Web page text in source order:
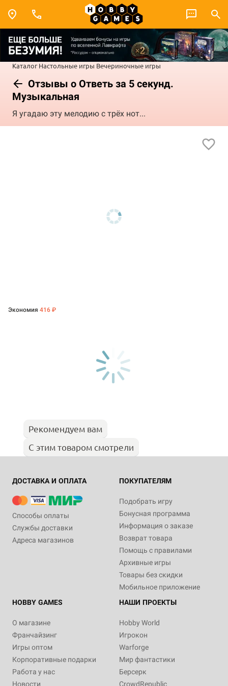
Каталог Настольные игры Вечериночные игры
Отзывы о Ответь за 5 секунд.
Музыкальная
Я угадаю эту мелодию с трёх нот...
Экономия 416 ₽
Рекомендуем вам
С этим товаром смотрели
ДОСТАВКА И ОПЛАТА
Способы оплаты
Службы доставки
Адреса магазинов
ПОКУПАТЕЛЯМ
Подобрать игру
Бонусная программа
Информация о заказе
Возврат товара
Помощь с правилами
Архивные игры
Товары без скидки
Мобильное приложение
HOBBY GAMES
О магазине
Франчайзинг
Игры оптом
Корпоративные подарки
Работа у нас
Новости
НАШИ ПРОЕКТЫ
Hobby World
Игрокон
Warforge
Мир фантастики
Берсерк
CrowdRepublic